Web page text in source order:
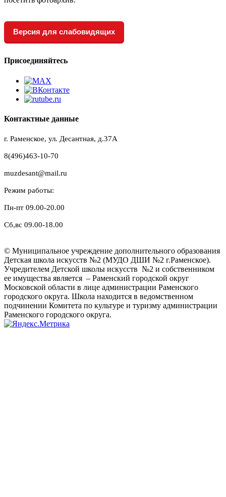
Версия для слабовидящих
Присоединяйтесь
Контактные данные
г. Раменское, ул. Десантная, д.37A
8(496)463-10-70
muzdesant@mail.ru
Режим работы:
Пн-пт 09.00-20.00
Сб,вс 09.00-18.00
© Муниципальное учреждение дополнительного образования
Детская школа искусств №2 (МУДО ДШИ №2 г.Раменское).
Учредителем Детской школы искусств №2 и собственником
ее имущества является – Раменский городской округ
Московской области в лице администрации Раменского
городского округа. Школа находится в ведомственном
подчинении Комитета по культуре и туризму администрации
Раменского городского округа.